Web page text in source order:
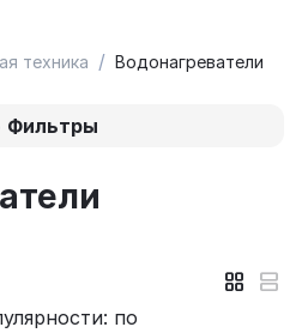
техника / Водонагреватели
Фильтры
по